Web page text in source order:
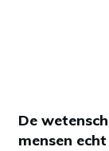
De
mensen